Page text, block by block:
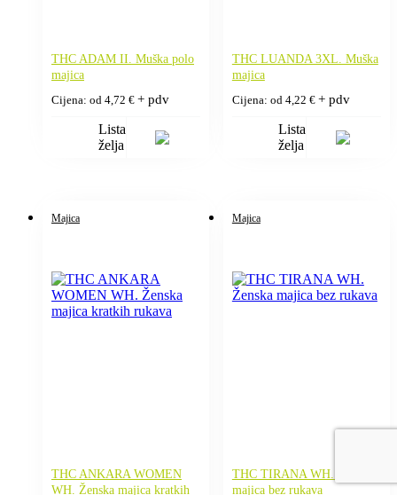
THC ADAM II. Muška polo
majica
Cijena: od 4,72 € + pdv
Lista
želja
THC LUANDA 3XL. Muška
majica
Cijena: od 4,22 € + pdv
Lista
želja
Majica
THC ANKARA WOMEN
WH. Ženska majica kratkih
Majica
THC TIRANA WH. Ženska
majica bez rukava